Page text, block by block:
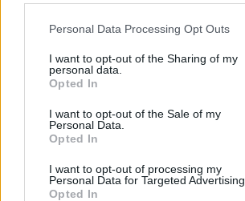
Personal Data Processing Opt Outs
I want to opt-out of the Sharing of my
personal data.
Opted In
I want to opt-out of the Sale of my
Personal Data.
Opted In
I want to opt-out of processing my
Personal Data for Targeted Advertising.
Opted In